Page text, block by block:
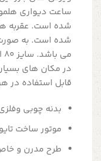
شده است. عقربه
شده است. به
قابل استفاده در
بدنه چوبی
موتور ساخت
طرح مدرن و